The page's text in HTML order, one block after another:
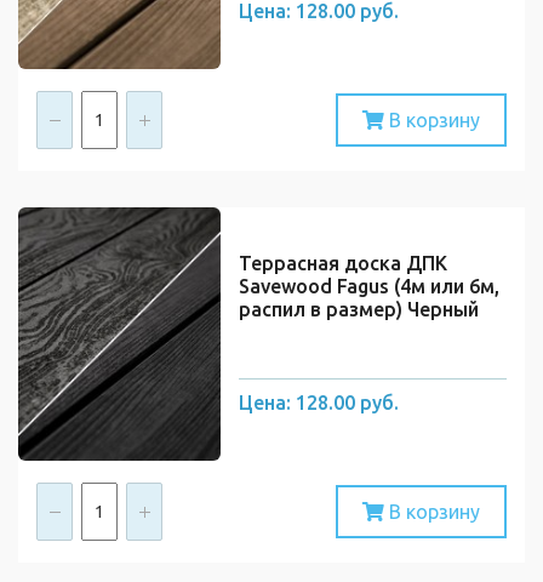
Цена: 128.00 руб.
В корзину
Террасная доска ДПК
Savewood Fagus (4м или 6м,
распил в размер) Черный
Цена: 128.00 руб.
В корзину